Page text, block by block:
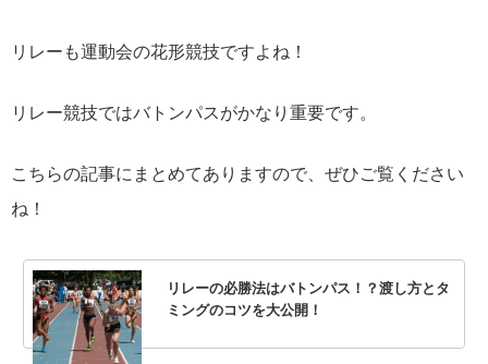
リレーも運動会の花形競技ですよね！
リレー競技ではバトンパスがかなり重要です。
こちらの記事にまとめてありますので、ぜひご覧ください
ね！
リレーの必勝法はバトンパス！？渡し方とタ
ミングのコツを大公開！